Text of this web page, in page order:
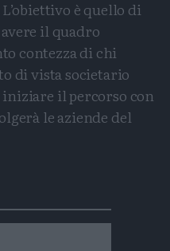
è quello di
il quadro
contezza di chi
di vista societario
il percorso con
le aziende del